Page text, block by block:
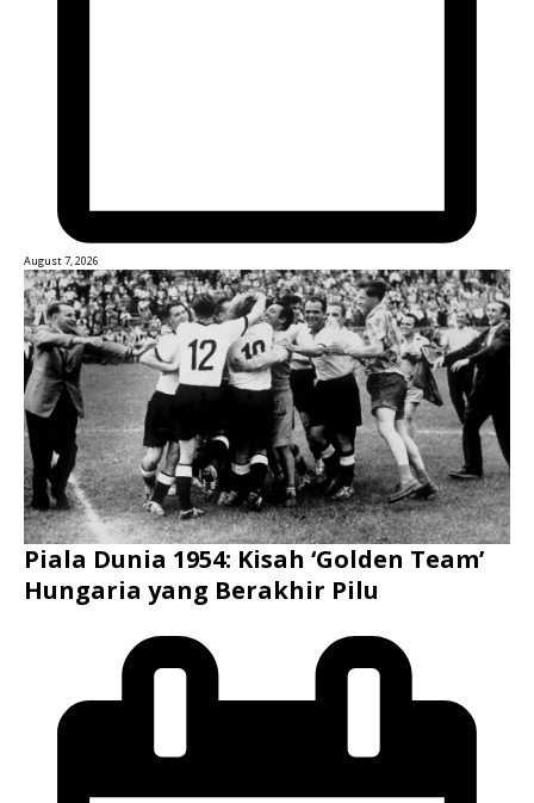
August 7, 2026
Piala Dunia 1954: Kisah ‘Golden Team’
Hungaria yang Berakhir Pilu